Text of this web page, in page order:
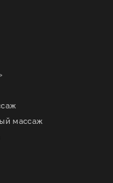
массаж